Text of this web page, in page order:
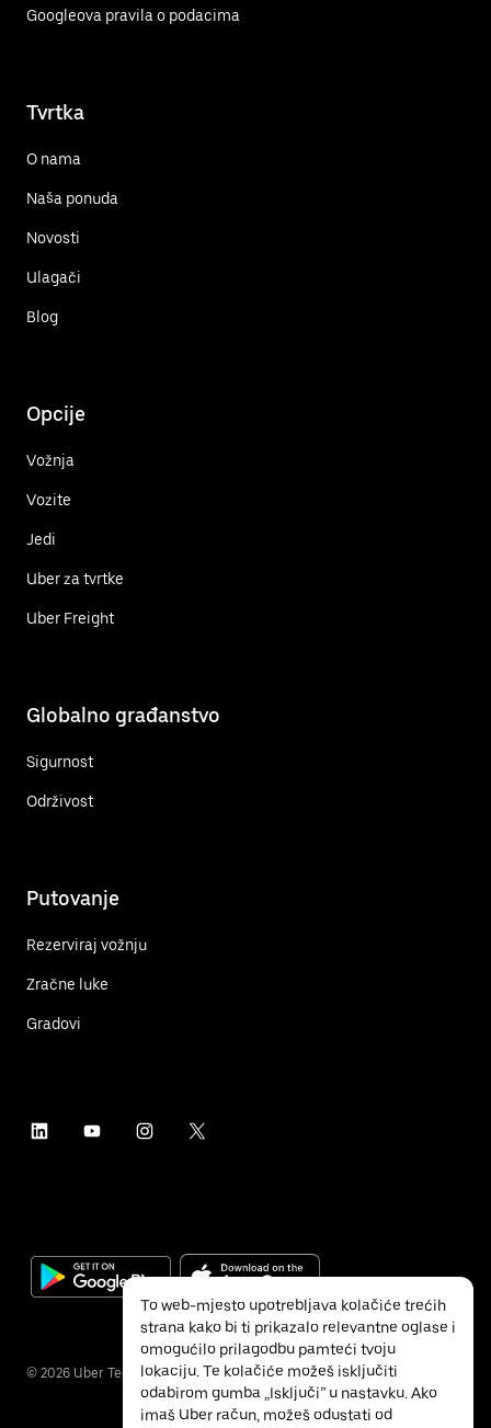
Googleova pravila o podacima
Tvrtka
O nama
Naša ponuda
Novosti
Ulagači
Blog
Opcije
Vožnja
Vozite
Jedi
Uber za tvrtke
Uber Freight
Globalno građanstvo
Sigurnost
Održivost
Putovanje
Rezerviraj vožnju
Zračne luke
Gradovi
© 2026 Uber Technologies Inc.
To web-mjesto upotrebljava kolačiće trećih
strana kako bi ti prikazalo relevantne oglase i
omogućilo prilagodbu pamteći tvoju
lokaciju. Te kolačiće možeš isključiti
odabirom gumba „Isključi” u nastavku. Ako
imaš Uber račun, možeš odustati od